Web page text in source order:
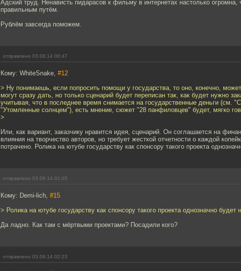
Адский труд. Ненависть пидарасов к фильму в интернетах настолько огромна,
правильным путём.
Рублём завсегда поможем.
отправлено 03.08.14 00:47
Кому: WhiteSnake, #12
> Ну понимаешь, если попросить помощи у государства, то оно, конечно,
могут сразу дать, но только сценарий будет переписан так, как будет нужно
учитывая, что в последнее время снимается на государственные деньги (см.
"Утомленные солнцем"), есть мнение, сюжет "28 панфиловцев" будет, мягко
>
Или, как вариант, заказчику нравится идея, сценарий. Он соглашается на
влияния на творчество авторов, но требует жесткой отчетности о каждой
потрачено. Ролика на ютубе государству как спонсору такого проекта
отправлено 03.08.14 01:05
Кому: Demi-lich, #15
> Ролика на ютубе государству как спонсору такого проекта однозначно будет
Да ладно. Как там с мёртвыми проектами? Посадили кого?
отправлено 03.08.14 02:23